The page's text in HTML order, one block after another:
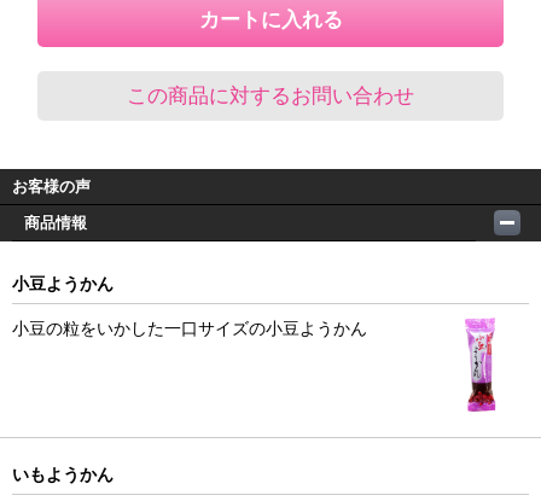
カートに入れる
この商品に対するお問い合わせ
お客様の声
商品情報
小豆ようかん
小豆の粒をいかした一口サイズの小豆ようかん
いもようかん